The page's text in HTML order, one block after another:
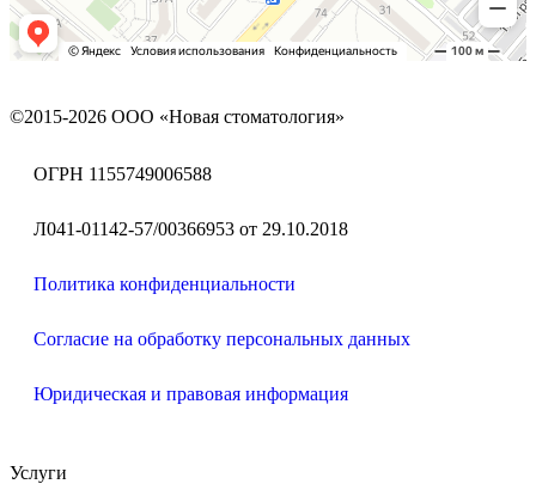
©2015-2026 ООО «Новая стоматология»
ОГРН 1155749006588
Л041-01142-57/00366953 от 29.10.2018
Политика конфиденциальности
Согласие на обработку персональных данных
Юридическая и правовая информация
Услуги